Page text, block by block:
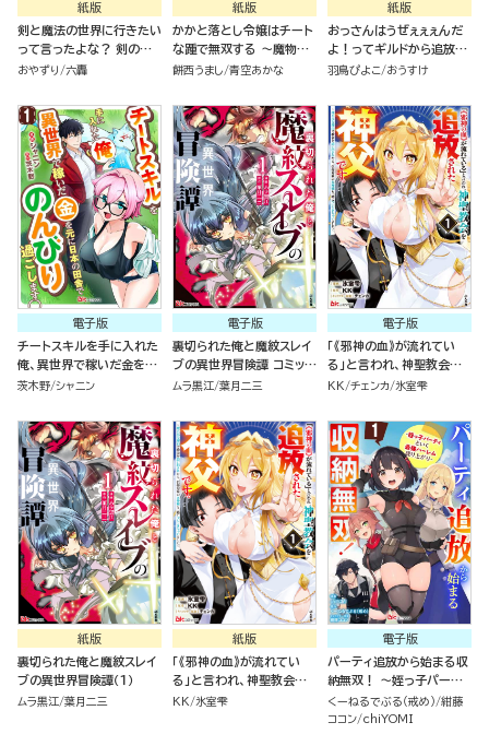
紙版
剣と魔法の世界に行きたい
って言ったよな？ 剣の魔
法じゃなくてさ？ ～ギフト
少女たちと駆け抜ける～
おやずり 六轟
紙版
かかと落とし令嬢はチート
な踵で無双する ～魔物を
即死させて楽しんでいた
壊しました～（１）
餅西うまし 青空あかな
紙版
おっさんはうぜぇぇぇんだ
よ！ってギルドから追放し
たくせに、後から復帰要請
仲間と出会った俺はこっち
で最強を目指す！（５）
羽鳥ぴよこ おうすけ
電子版
チートスキルを手に入れた
俺、異世界で稼いだ金を元
に日本の田舎でのんびり過
版）
茨木野 シャニン
電子版
裏切られた俺と魔紋スレイ
ブの異世界冒険譚 コミック
版 （1）
ムラ黒江 葉月二三
電子版
「《邪神の血》が流れてい
る」と言われ、神聖教会を
追放された神父です。 ～理
されたら、信仰対象の女神
様も一緒についてきちゃい
ました～ コミック版 （1）
KK チェンカ 氷室雫
紙版
裏切られた俺と魔紋スレイ
ブの異世界冒険譚（１）
ムラ黒江 葉月二三
紙版
「《邪神の血》が流れてい
る」と言われ、神聖教会を
追放された神父です。 ～理
KK 氷室雫
電子版
パーティ追放から始まる収
納無双！ ～姪っ子パーテ
ィといく最強ハーレム成り
上がり～ コミック版（分冊
くーねるでぶる（戒め） 紺藤
ココン chiYOMI